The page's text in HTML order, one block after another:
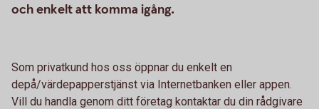
och enkelt att komma igång.
Som privatkund hos oss öppnar du enkelt en
depå/värdepapperstjänst via Internetbanken eller appen.
Vill du handla genom ditt företag kontaktar du din rådgivare